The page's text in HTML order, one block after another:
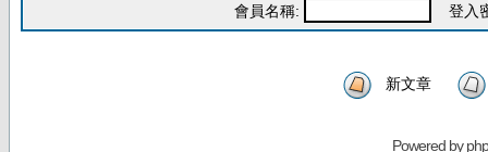
會員名稱: 登入
新文章
Powered by